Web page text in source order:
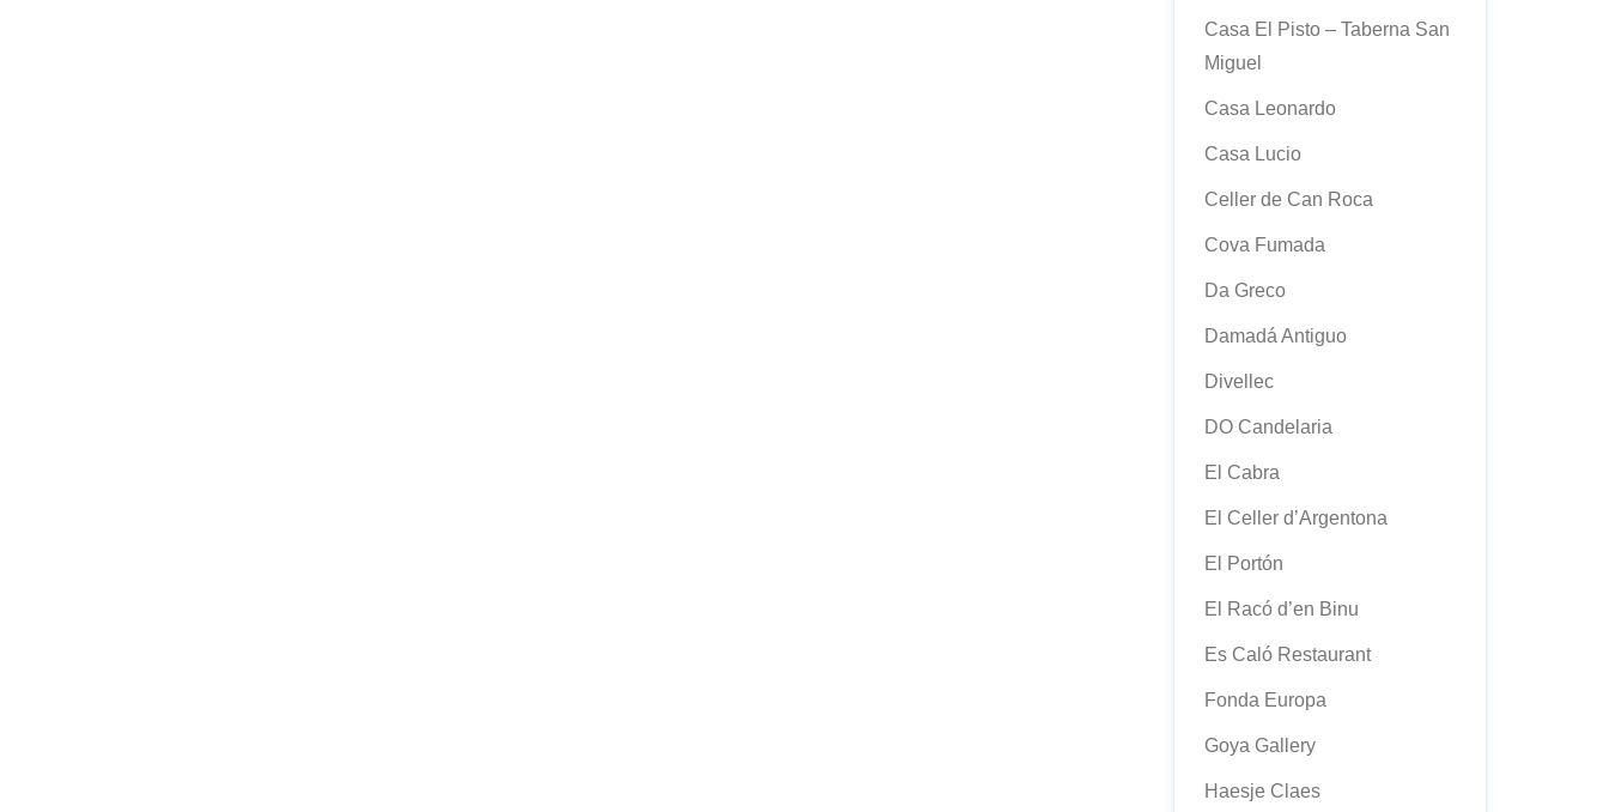
Casa El Pisto – Taberna San
Miguel
Casa Leonardo
Casa Lucio
Celler de Can Roca
Cova Fumada
Da Greco
Damadá Antiguo
Divellec
DO Candelaria
El Cabra
El Celler d’Argentona
El Portón
El Racó d’en Binu
Es Caló Restaurant
Fonda Europa
Goya Gallery
Haesje Claes